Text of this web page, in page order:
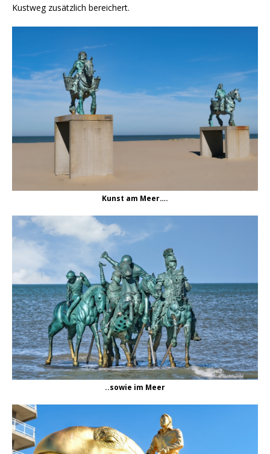
Kustweg zusätzlich bereichert.
Kunst am Meer….
..sowie im Meer